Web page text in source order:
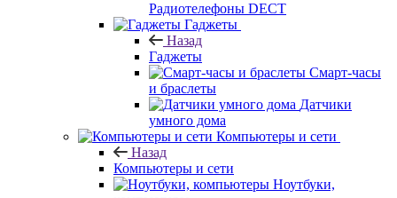
Радиотелефоны DECT
Гаджеты
Назад
Гаджеты
Смарт-часы
и браслеты
Датчики
умного дома
Компьютеры и сети
Назад
Компьютеры и сети
Ноутбуки,